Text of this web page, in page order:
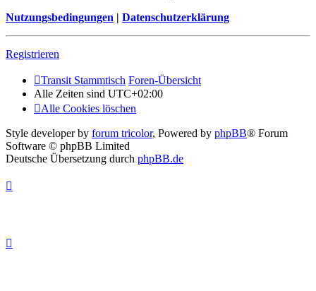
Nutzungsbedingungen | Datenschutzerklärung
Registrieren
Transit Stammtisch Foren-Übersicht
Alle Zeiten sind UTC+02:00
Alle Cookies löschen
Style developer by forum tricolor, Powered by phpBB® Forum
Software © phpBB Limited
Deutsche Übersetzung durch phpBB.de